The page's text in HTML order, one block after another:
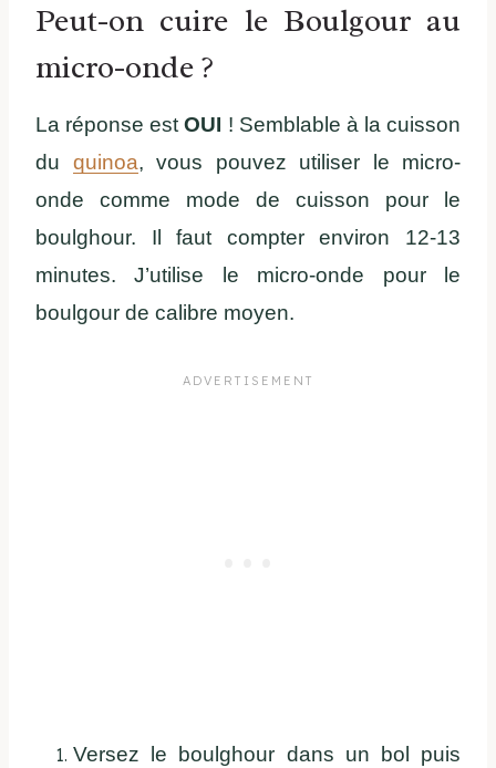
Peut-on cuire le Boulgour au
micro-onde ?
La réponse estOUI ! Semblable à la cuisson
du quinoa, vous pouvez utiliser le micro-
onde comme mode de cuisson pour le
boulghour. Il faut compter environ 12-13
minutes. J’utilise le micro-onde pour le
boulgour de calibre moyen.
Versez le boulghour dans un bol puis